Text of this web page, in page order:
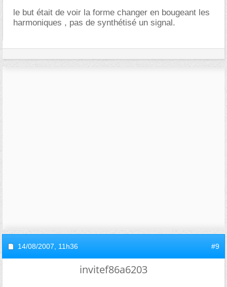
le but était de voir la forme changer en bougeant les
harmoniques , pas de synthétisé un signal.
14/08/2007, 11h36 #9
invitef86a6203